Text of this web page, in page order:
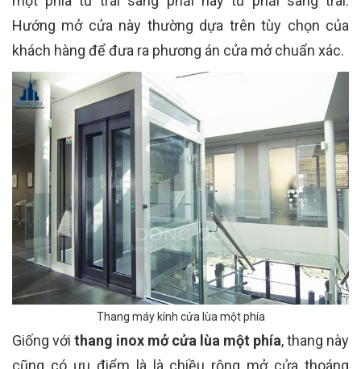
Hướng mở cửa này thường dựa trên tùy chọn của
khách hàng để đưa ra phương án cửa mở chuẩn xác.
Thang máy kính cửa lùa một phía
Giống với thang inox mở cửa lùa một phía, thang này
cũng có ưu điểm là là chiều rộng mở cửa thoáng